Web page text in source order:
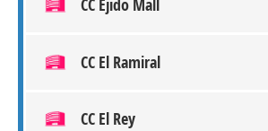
CC Ejido Mall
CC El Ramiral
CC El Rey